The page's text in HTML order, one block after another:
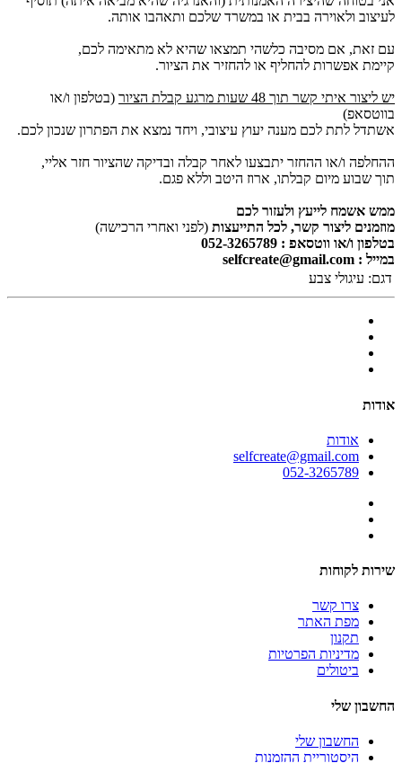
לעיצוב ולאוירה בבית או במשרד שלכם ותאהבו אותה.
עם זאת, אם מסיבה כלשהי תמצאו שהיא לא מתאימה לכם,
קיימת אפשרות להחליף או להחזיר את הציור.
יש ליצור איתי קשר תוך 48 שעות מרגע קבלת הציור
(בטלפון ו/או
בווטסאפ)
אשתדל לתת לכם מענה יעוץ עיצובי, ויחד נמצא את הפתרון שנכון לכם.
ההחלפה ו/או ההחזר יתבצעו לאחר קבלה ובדיקה שהציור חזר אליי,
תוך שבוע מיום קבלתו, ארוז היטב וללא פגם.
ממש אשמח לייעץ ולעזור לכם
מוזמנים ליצור קשר, לכל התייעצות (לפני ואחרי הרכישה)
בטלפון ו/או ווטסאפ : 052-3265789
במייל : selfcreate@gmail.com
דגם: עיגולי צבע
אודות
אודות
selfcreate@gmail.com
052-3265789
שירות לקוחות
צרו קשר
מפת האתר
תקנון
מדיניות הפרטיות
ביטולים
החשבון שלי
החשבון שלי
היסטוריית ההזמנות